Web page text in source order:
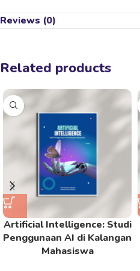
Reviews (0)
Related products
Artificial Intelligence: Studi
Penggunaan AI di Kalangan
Mahasiswa